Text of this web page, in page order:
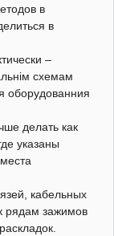
в
в
–
схемам
оборудованния
делать как
указаны
кабельных
рядам зажимов